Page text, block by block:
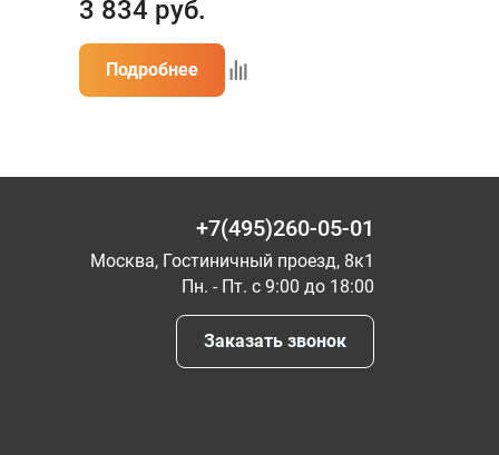
3 834 руб.
Подробнее
+7(495)260-05-01
Москва, Гостиничный проезд, 8к1
Пн. - Пт. с 9:00 до 18:00
Заказать звонок